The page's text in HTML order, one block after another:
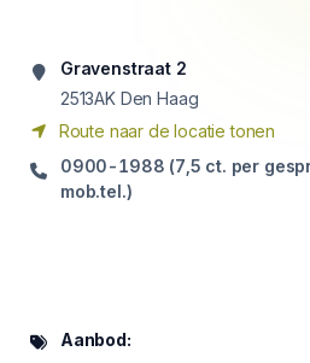
Gravenstraat 2
2513AK Den Haag
Route naar de locatie tonen
0900-1988 (7,5 ct. per
mob.tel.)
Aanbod: